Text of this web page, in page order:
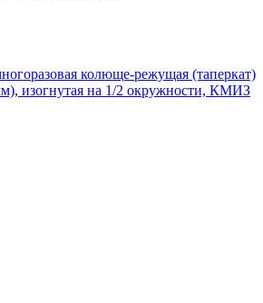
колюще-режущая (таперкат)
изогнутая на 1/2 окружности, КМИЗ